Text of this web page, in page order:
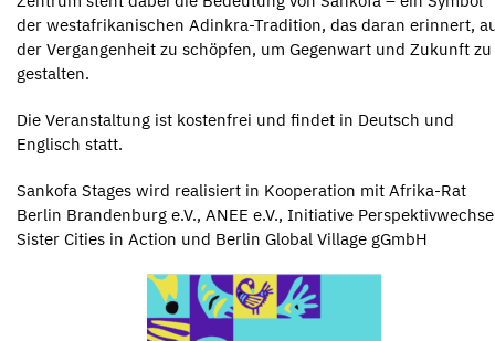
der westafrikanischen Adinkra-Tradition, das daran erinnert,
der Vergangenheit zu schöpfen, um Gegenwart und Zukunft zu
gestalten.
Die Veranstaltung ist kostenfrei und findet in Deutsch und
Englisch statt.
Sankofa Stages wird realisiert in Kooperation mit Afrika-Rat
Berlin Brandenburg e.V., ANEE e.V., Initiative
Sister Cities in Action und Berlin Global Village gGmbH